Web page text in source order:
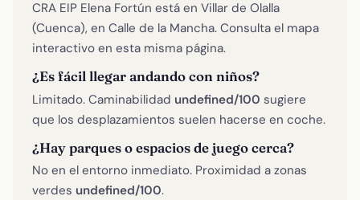
CRA EIP Elena Fortún está en Villar de Olalla
(Cuenca), en Calle de la Mancha. Consulta el mapa
interactivo en esta misma página.
¿Es fácil llegar andando con niños?
Limitado. Caminabilidad undefined/100 sugiere
que los desplazamientos suelen hacerse en coche.
¿Hay parques o espacios de juego cerca?
No en el entorno inmediato. Proximidad a zonas
verdes undefined/100.